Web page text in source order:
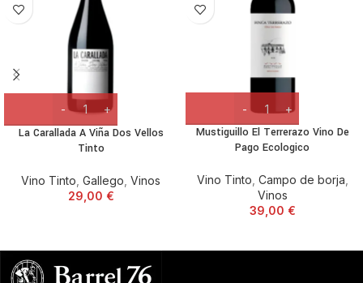
La Carallada A Viña Dos Vellos
Tinto
Vino Tinto Gallego Vinos
29,00 €
Mustiguillo El Terrerazo Vino De
Pago Ecologico
Vino Tinto, Campo de borja,
Vinos
39,00 €